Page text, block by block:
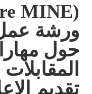
ورشة عمل
حول
تقديم